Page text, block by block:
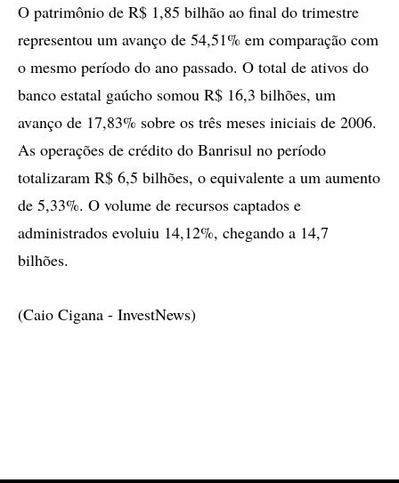
O patrimônio de R$ 1,85 bilhão ao final do trimestre
representou um avanço de 54,51% em comparação com
o mesmo período do ano passado. O total de ativos do
banco estatal gaúcho somou R$ 16,3 bilhões, um
avanço de 17,83% sobre os três meses iniciais de 2006.
As operações de crédito do Banrisul no período
totalizaram R$ 6,5 bilhões, o equivalente a um aumento
de 5,33%. O volume de recursos captados e
administrados evoluiu 14,12%, chegando a 14,7
bilhões.
(Caio Cigana - InvestNews)